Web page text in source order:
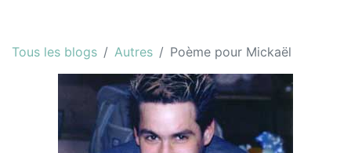
Tous les blogs Autres Poème pour Mickaël